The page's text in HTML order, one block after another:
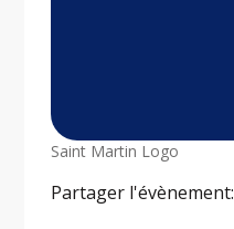
Saint Martin Logo
Partager l'évènement: